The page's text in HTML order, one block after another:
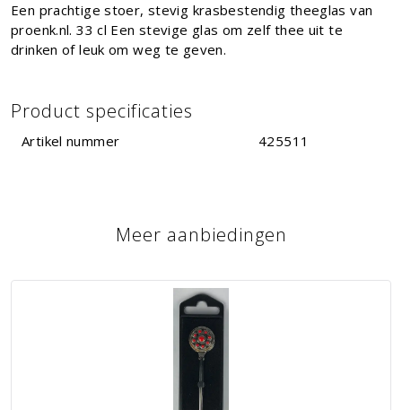
Een prachtige stoer, stevig krasbestendig theeglas van
proenk.nl. 33 cl Een stevige glas om zelf thee uit te
drinken of leuk om weg te geven.
Product specificaties
Artikel nummer 425511
Meer aanbiedingen